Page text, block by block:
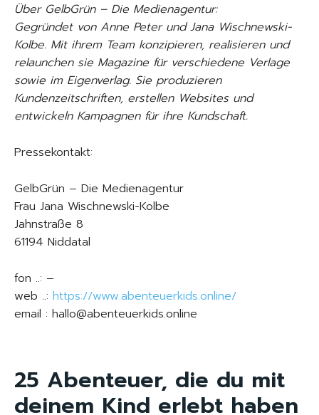
Über GelbGrün – Die Medienagentur:
Gegründet von Anne Peter und Jana Wischnewski-
Kolbe. Mit ihrem Team konzipieren, realisieren und
relaunchen sie Magazine für verschiedene Verlage
sowie im Eigenverlag. Sie produzieren
Kundenzeitschriften, erstellen Websites und
entwickeln Kampagnen für ihre Kundschaft.
Pressekontakt:
GelbGrün – Die Medienagentur
Frau Jana Wischnewski-Kolbe
Jahnstraße 8
61194 Niddatal
fon ..: –
web ..: https://www.abenteuerkids.online/
email : hallo@abenteuerkids.online
25 Abenteuer, die du mit
deinem Kind erlebt haben